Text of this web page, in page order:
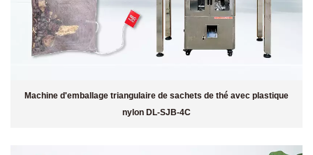
Machine d'emballage triangulaire de sachets de thé avec plastique
nylon DL-SJB-4C